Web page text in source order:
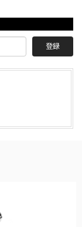
登録